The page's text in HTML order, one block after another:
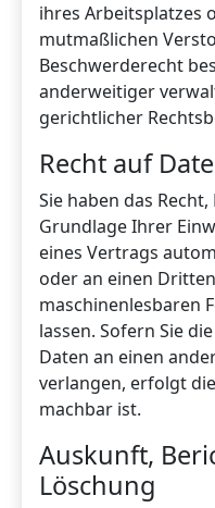
ihres Arbeitsplatzes
mutmaßlichen
Beschwerderecht
anderweitiger
gerichtlicher
Recht auf
Sie haben das
Grundlage Ihrer
eines Vertrags
oder an einen
maschinenlesbaren
lassen. Sofern Sie
Daten an einen
verlangen, erfolgt
machbar ist.
Auskunft,
Löschung